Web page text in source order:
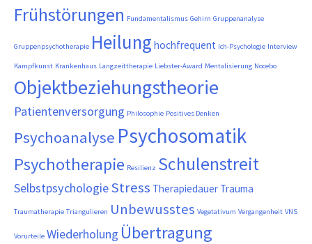
Frühstörungen Fundamentalismus Gehirn Gruppenanalyse
Gruppenpsychotherapie Heilung hochfrequent Ich-Psychologie Interview
Kampfkunst Krankenhaus Langzeittherapie Liebster-Award Mentalisierung Nocebo
Objektbeziehungstheorie
Patientenversorgung Philosophie Positives Denken
Psychoanalyse Psychosomatik
Psychotherapie Resilienz Schulenstreit
SelbstpsychologieStress Therapiedauer Trauma
Traumatherapie Triangulieren Unbewusstes Vegetativum Vergangenheit VNS
Vorurteile Wiederholung Übertragung